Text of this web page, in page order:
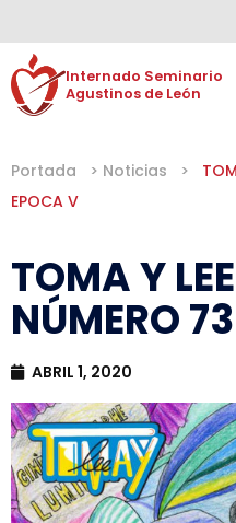
Internado Seminario
Agustinos de León
Portada > Noticias >
EPOCA V
TOMA Y
NÚMERO
ABRIL 1, 2020